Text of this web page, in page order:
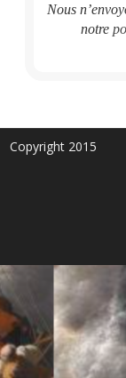
Nous
notre
Copyright 2015